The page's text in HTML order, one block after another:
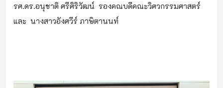
รศ.ดร.อนุชาติ ศรีศิริวัฒน์ รองคณบดีคณะวิศวกรรมศาสตร์
และ นางสาวอังศวีร์ ภาษิตานนท์